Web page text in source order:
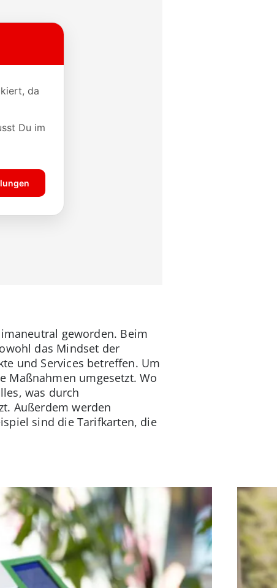
geworden. Beim
das Mindset der
und Services betreffen. Um
Maßnahmen umgesetzt. Wo
was durch
Außerdem werden
sind die Tarifkarten, die